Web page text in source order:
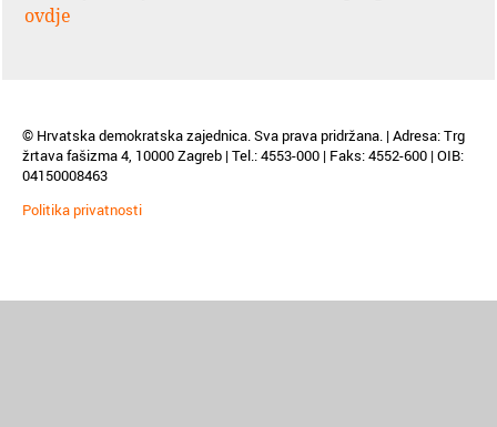
ovdje
© Hrvatska demokratska zajednica. Sva prava pridržana. | Adresa: Trg
žrtava fašizma 4, 10000 Zagreb | Tel.: 4553-000 | Faks: 4552-600 | OIB:
04150008463
Politika privatnosti